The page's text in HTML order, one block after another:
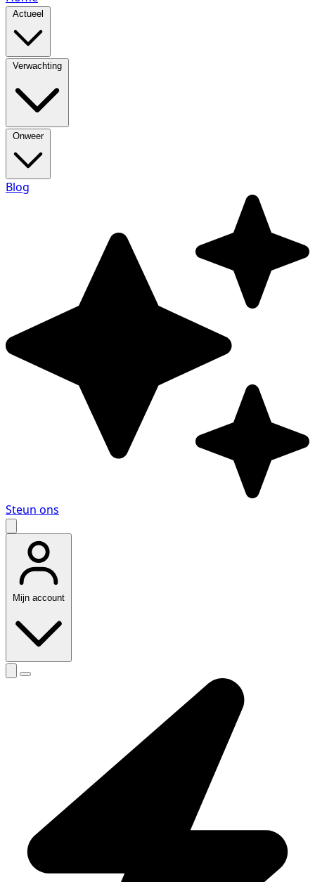
Actueel
Verwachting
Onweer
Blog
Steun ons
Mijn account